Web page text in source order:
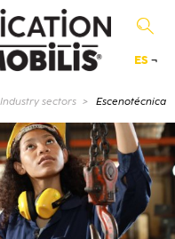
ES ¬
Industry sectors Página actual :
Escenotécnica